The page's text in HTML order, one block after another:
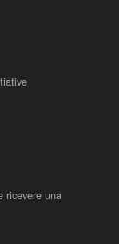
ricevere una